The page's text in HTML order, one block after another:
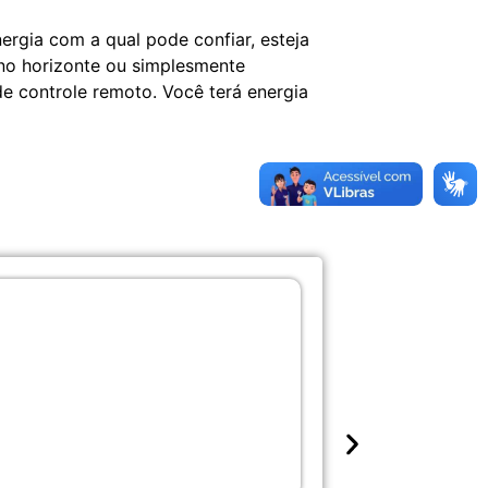
com a qual pode confiar, esteja
horizonte ou simplesmente
controle remoto. Você terá energia